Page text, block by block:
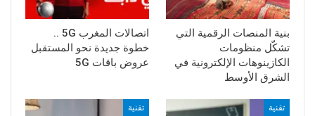
بنية المنصات الرقمية التي
تشكّل منظومات
الكازينوهات الإلكترونية في
الشرق الأوسط
اتصالات المغرب 5G ..
خطوة جديدة نحو المستقبل
عروض باقات 5G
تقنية تقنية